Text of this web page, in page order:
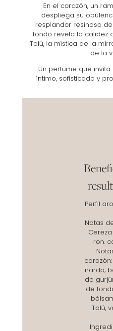
En el corazón, un
despliega su
resplandor resinoso
fondo revela la calidez
Tolú, la mística de la
de la
Un perfume que
íntimo, sofisticado y
Perfil
Notas
ron.
nardo,
de
de
Tolú,